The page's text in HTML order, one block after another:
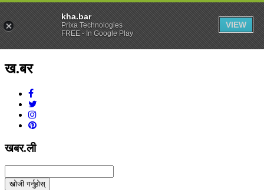
ख.बर
खबर.ली
खोजी गर्नुहोस्
kha.bar
Prixa Technologies
FREE - In Google Play
VIEW